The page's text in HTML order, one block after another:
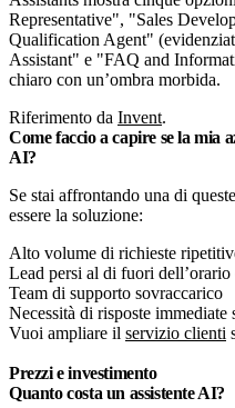
Riferimento da Invent.
Come faccio a capire se la mia
AI?
Se stai affrontando una di
essere la soluzione:
Alto volume di richieste
Lead persi al di fuori
Team di supporto sovraccarico
Necessità di risposte immediate
Vuoi ampliare il servizio clienti
Prezzi e investimento
Quanto costa un assistente AI?